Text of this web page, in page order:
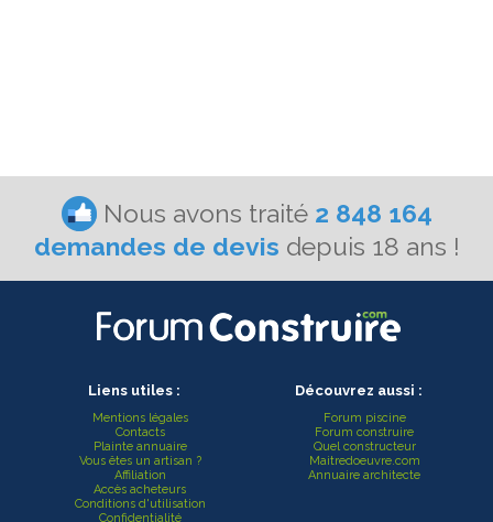
Nous avons traité 2 848 164
demandes de devis depuis 18 ans !
Liens utiles :
Mentions légales
Contacts
Plainte annuaire
Vous êtes un artisan ?
Affiliation
Accès acheteurs
Conditions d'utilisation
Confidentialité
Découvrez aussi :
Forum piscine
Forum construire
Quel constructeur
Maitredoeuvre.com
Annuaire architecte